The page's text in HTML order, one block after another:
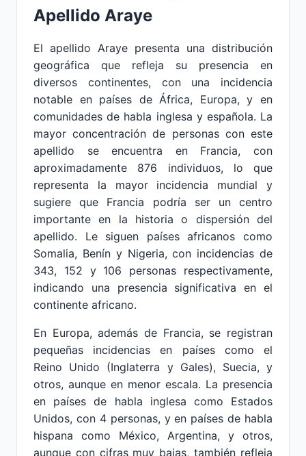
Apellido Araye
El apellido Araye presenta una distribución
geográfica que refleja su presencia en
diversos continentes, con una incidencia
notable en países de África, Europa, y en
comunidades de habla inglesa y española. La
mayor concentración de personas con este
apellido se encuentra en Francia, con
aproximadamente 876 individuos, lo que
representa la mayor incidencia mundial y
sugiere que Francia podría ser un centro
importante en la historia o dispersión del
apellido. Le siguen países africanos como
Somalia, Benín y Nigeria, con incidencias de
343, 152 y 106 personas respectivamente,
indicando una presencia significativa en el
continente africano.
En Europa, además de Francia, se registran
pequeñas incidencias en países como el
Reino Unido (Inglaterra y Gales), Suecia, y
otros, aunque en menor escala. La presencia
en países de habla inglesa como Estados
Unidos, con 4 personas, y en países de habla
hispana como México, Argentina, y otros,
aunque con cifras muy bajas, también refleja